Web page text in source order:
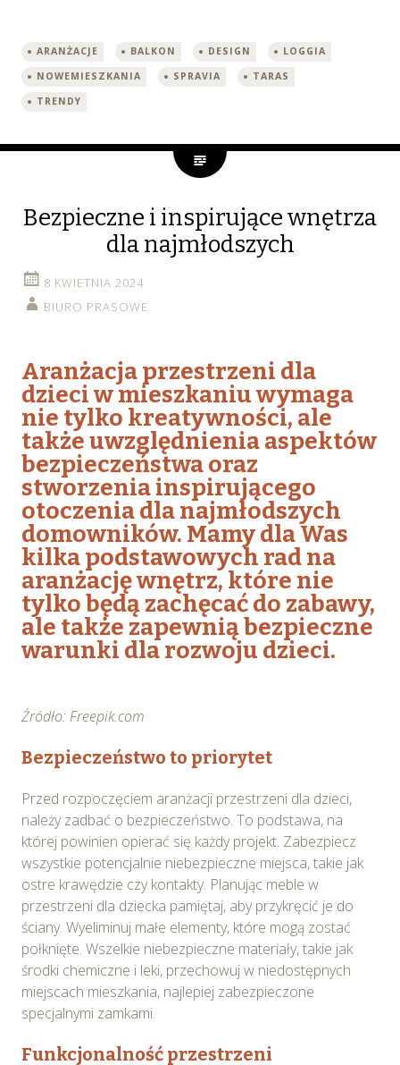
ARANŻACJE BALKON DESIGN
LOGGIA
NOWEMIESZKANIA
SPRAVIA
TARAS
TRENDY
Bezpieczne i inspirujące wnętrza
dla najmłodszych
8 KWIETNIA 2024
BIURO PRASOWE
Aranżacja przestrzeni dla
dzieci w mieszkaniu wymaga
nie tylko kreatywności, ale
także uwzględnienia aspektów
bezpieczeństwa oraz
stworzenia inspirującego
otoczenia dla najmłodszych
domowników. Mamy dla Was
kilka podstawowych rad na
aranżację wnętrz, które nie
tylko będą zachęcać do zabawy,
ale także zapewnią bezpieczne
warunki dla rozwoju dzieci.
Źródło: Freepik.com
Bezpieczeństwo to priorytet
Przed rozpoczęciem aranżacji przestrzeni dla dzieci,
należy zadbać o bezpieczeństwo. To podstawa, na
której powinien opierać się każdy projekt. Zabezpiecz
wszystkie potencjalnie niebezpieczne miejsca, takie jak
ostre krawędzie czy kontakty. Planując meble w
przestrzeni dla dziecka pamiętaj, aby przykręcić je do
ściany. Wyeliminuj małe elementy, które mogą zostać
połknięte. Wszelkie niebezpieczne materiały, takie jak
środki chemiczne i leki, przechowuj w niedostępnych
miejscach mieszkania, najlepiej zabezpieczone
specjalnymi zamkami.
Funkcjonalność przestrzeni